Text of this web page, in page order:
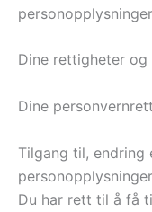
Dine rettigheter
Dine
Tilgang til, endring
personopplysninger
Du har rett til å få